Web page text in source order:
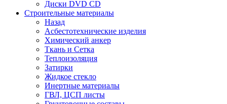
Диски DVD CD
Строительные материалы
Назад
Асбестотехнические изделия
Химический анкер
Ткань и Сетка
Теплоизоляция
Затирки
Жидкое стекло
Инертные материалы
ГВЛ, ЦСП листы